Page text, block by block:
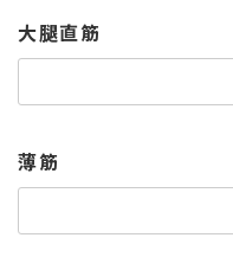
大腿直筋
薄筋